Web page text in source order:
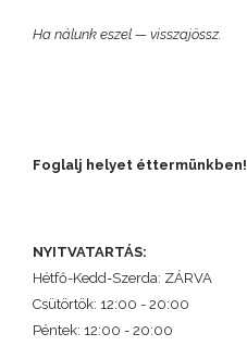
Ha nálunk eszel — visszajössz.
Foglalj helyet éttermünkben!
NYITVATARTÁS:
Hétfő-Kedd-Szerda: ZÁRVA
Csütörtök: 12:00 - 20:00
Péntek: 12:00 - 20:00